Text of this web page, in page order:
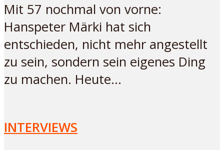
Mit 57 nochmal von vorne:
Hanspeter Märki hat sich
entschieden, nicht mehr angestellt
zu sein, sondern sein eigenes Ding
zu machen. Heute...
INTERVIEWS